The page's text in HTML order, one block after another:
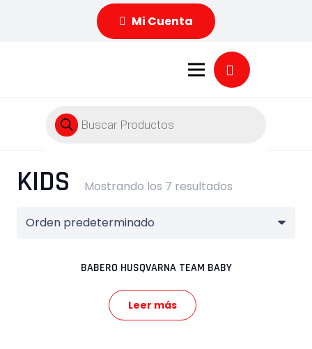
Mi Cuenta
Búsqueda
de
productos
KIDS Mostrando los 7 resultados
BABERO HUSQVARNA TEAM BABY
Leer más